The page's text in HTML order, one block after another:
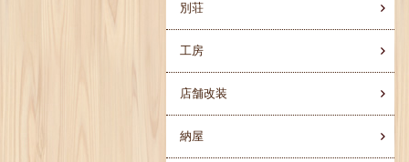
別荘
工房
店舗改装
納屋